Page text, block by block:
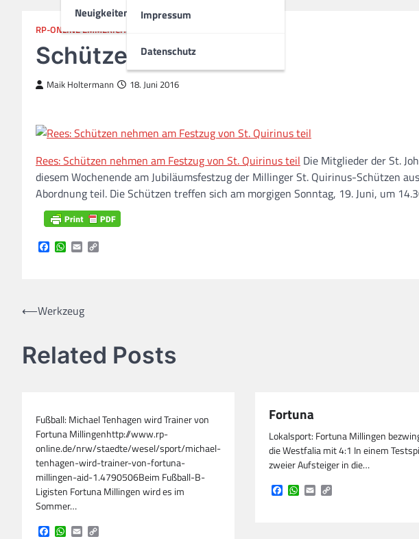
Neuigkeiten Impressum
Datenschutz
RP-ONLINE EMMERICH
Schützen
Maik Holtermann 18. Juni 2016
Rees: Schützen nehmen am Festzug von St. Quirinus teil Die Mitglieder der St.
diesem Wochenende am Jubiläumsfestzug der Millinger St. Quirinus-Schützen
Abordnung teil. Die Schützen treffen sich am morgigen Sonntag, 19. Juni, um
Facebook
WhatsApp
Email
Beitragsnavigation
⟵Werkzeug
Related Posts
Fußball: Michael Tenhagen wird Trainer von
Fortuna Millingenhttp://www.rp-
online.de/nrw/staedte/wesel/sport/michael-
tenhagen-wird-trainer-von-fortuna-
millingen-aid-1.4790506Beim Fußball-B-
Ligisten Fortuna Millingen wird es im
Sommer…
Facebook
WhatsApp
Email
Fortuna
Lokalsport: Fortuna Millingen
die Westfalia mit 4:1 In einem
zweier Aufsteiger in die…
Facebook
WhatsApp
Email